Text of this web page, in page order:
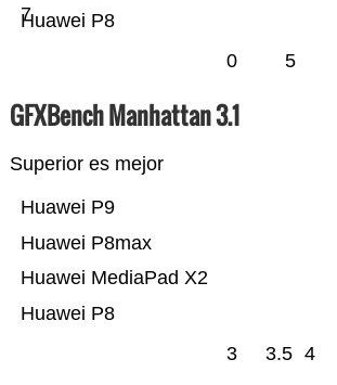
Huawei P8
7
0 5
GFXBench Manhattan 3.1
Superior es mejor
Huawei P8
Huawei MediaPad X2
Huawei P8max
Huawei P9
3 3.5 4